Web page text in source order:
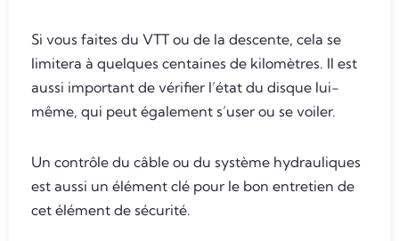
Si vous faites du VTT ou de la descente, cela se
limitera à quelques centaines de kilomètres. Il est
aussi important de vérifier l’état du disque lui-
même, qui peut également s’user ou se voiler.
Un contrôle du câble ou du système hydrauliques
est aussi un élément clé pour le bon entretien de
cet élément de sécurité.